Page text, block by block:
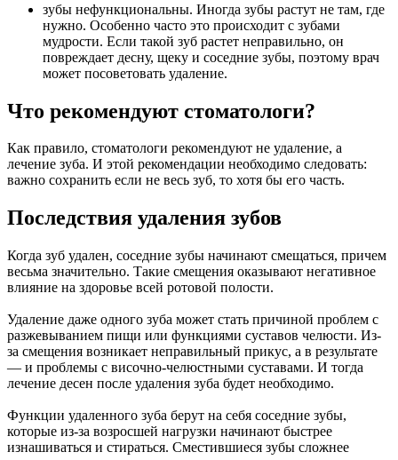
зубы нефункциональны. Иногда зубы растут не там, где
нужно. Особенно часто это происходит с зубами
мудрости. Если такой зуб растет неправильно, он
повреждает десну, щеку и соседние зубы, поэтому врач
может посоветовать удаление.
Что рекомендуют стоматологи?
Как правило, стоматологи рекомендуют не удаление, а
лечение зуба. И этой рекомендации необходимо следовать:
важно сохранить если не весь зуб, то хотя бы его часть.
Последствия удаления зубов
Когда зуб удален, соседние зубы начинают смещаться, причем
весьма значительно. Такие смещения оказывают негативное
влияние на здоровье всей ротовой полости.
Удаление даже одного зуба может стать причиной проблем с
разжевыванием пищи или функциями суставов челюсти. Из-
за смещения возникает неправильный прикус, а в результате
— и проблемы с височно-челюстными суставами. И тогда
лечение десен после удаления зуба будет необходимо.
Функции удаленного зуба берут на себя соседние зубы,
которые из-за возросшей нагрузки начинают быстрее
изнашиваться и стираться. Сместившиеся зубы сложнее